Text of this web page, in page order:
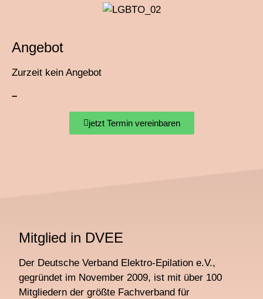
Angebot
Zurzeit kein Angebot
–
jetzt Termin vereinbaren
Mitglied in DVEE
Der Deutsche Verband Elektro-Epilation e.V.,
gegründet im November 2009, ist mit über 100
Mitgliedern der größte Fachverband für